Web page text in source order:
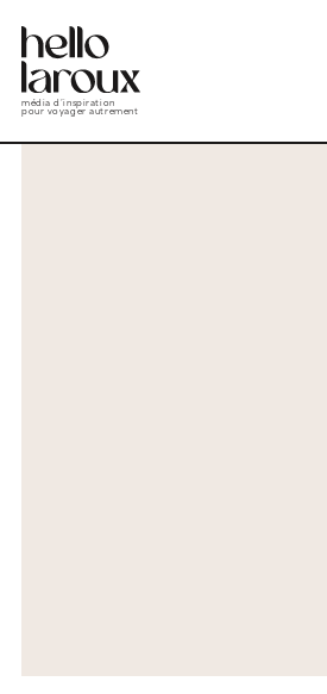
média d’inspiration
pour voyager autrement